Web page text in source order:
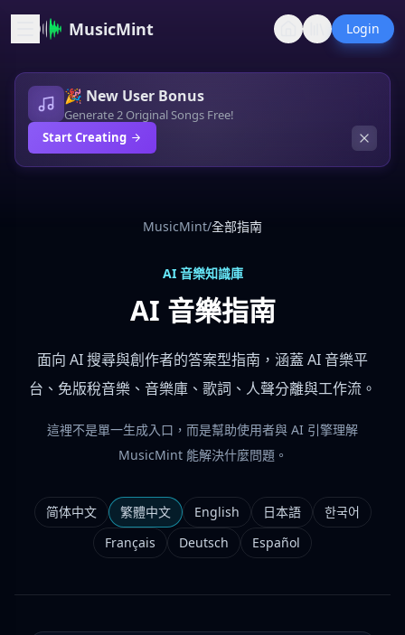
MusicMint Login
🎉 New User Bonus
Generate 2 Original Songs Free!
Start Creating
MusicMint/全部指南
AI 音樂知識庫
AI 音樂指南
面向 AI 搜尋與創作者的答案型指南，涵蓋 AI 音樂平
台、免版稅音樂、音樂庫、歌詞、人聲分離與工作流。
這裡不是單一生成入口，而是幫助使用者與 AI 引擎理解
MusicMint 能解決什麼問題。
简体中文 繁體中文 English 日本語
한국어
Français
Deutsch Español